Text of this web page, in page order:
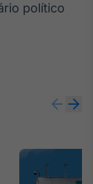
político